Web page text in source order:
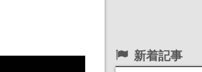
新着記事